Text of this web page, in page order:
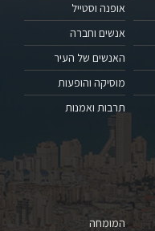
אופנה וסטייל
אנשים וחברה
האנשים של העיר
מוסיקה והופעות
תרבות ואמנות
המומחה